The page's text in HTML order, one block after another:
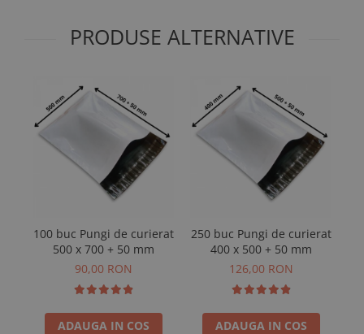
PRODUSE ALTERNATIVE
100 buc Pungi de curierat
500 x 700 + 50 mm
90,00 RON
ADAUGA IN COS
250 buc Pungi de curierat
400 x 500 + 50 mm
126,00 RON
ADAUGA IN COS